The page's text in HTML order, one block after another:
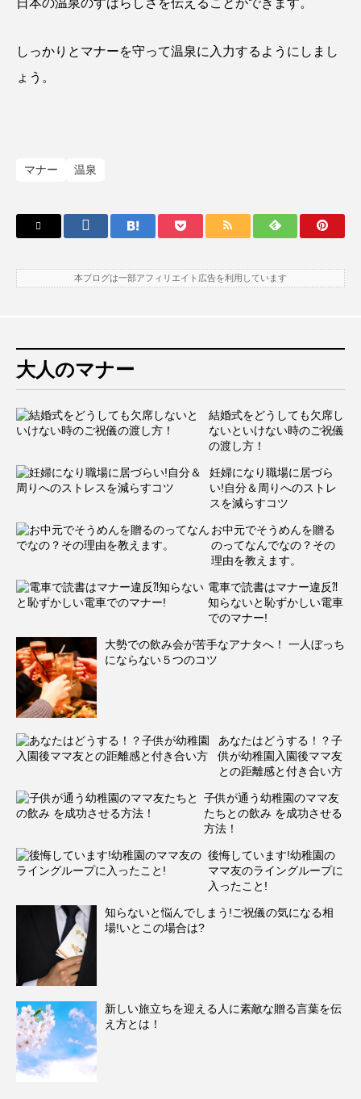
しっかりとマナーを守って温泉に入力するようにしまし
ょう。
マナー 温泉
本ブログは一部アフィリエイト広告を利用しています
大人のマナー
結婚式をどうしても欠席し
ないといけない時のご祝儀
の渡し方！
妊婦になり職場に居づら
い!自分＆周りへのストレ
スを減らすコツ
お中元でそうめんを贈る
のってなんでなの？その
理由を教えます。
電車で読書はマナー違反⁈
知らないと恥ずかしい電車
でのマナー!
大勢での飲み会が苦手なアナタへ！ 一人ぼっち
にならない５つのコツ
あなたはどうする！？子
供が幼稚園入園後ママ友
との距離感と付き合い方
子供が通う幼稚園のママ友
たちとの飲み を成功させる
方法！
後悔しています!幼稚園の
ママ友のライングループに
入ったこと!
知らないと悩んでしまう!ご祝儀の気になる相
場!いとこの場合は?
新しい旅立ちを迎える人に素敵な贈る言葉を伝
え方とは！